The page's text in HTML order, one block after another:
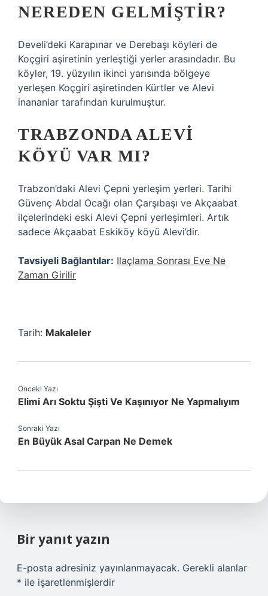
NEREDEN GELMIŞTIR?
Develi’deki Karapınar ve Derebaşı köyleri de
Koçgiri aşiretinin yerleştiği yerler arasındadır. Bu
köyler, 19. yüzyılın ikinci yarısında bölgeye
yerleşen Koçgiri aşiretinden Kürtler ve Alevi
inananlar tarafından kurulmuştur.
TRABZONDA ALEVI
KÖYÜ VAR MI?
Trabzon’daki Alevi Çepni yerleşim yerleri. Tarihi
Güvenç Abdal Ocağı olan Çarşıbaşı ve Akçaabat
ilçelerindeki eski Alevi Çepni yerleşimleri. Artık
sadece Akçaabat Eskiköy köyü Alevi’dir.
Tavsiyeli Bağlantılar: Ilaçlama Sonrası Eve Ne
Zaman Girilir
Tarih: Makaleler
Önceki Yazı
Elimi Arı Soktu Şişti Ve Kaşınıyor Ne Yapmalıyım
Sonraki Yazı
En Büyük Asal Carpan Ne Demek
Bir yanıt yazın
E-posta adresiniz yayınlanmayacak. Gerekli alanlar
* ile işaretlenmişlerdir